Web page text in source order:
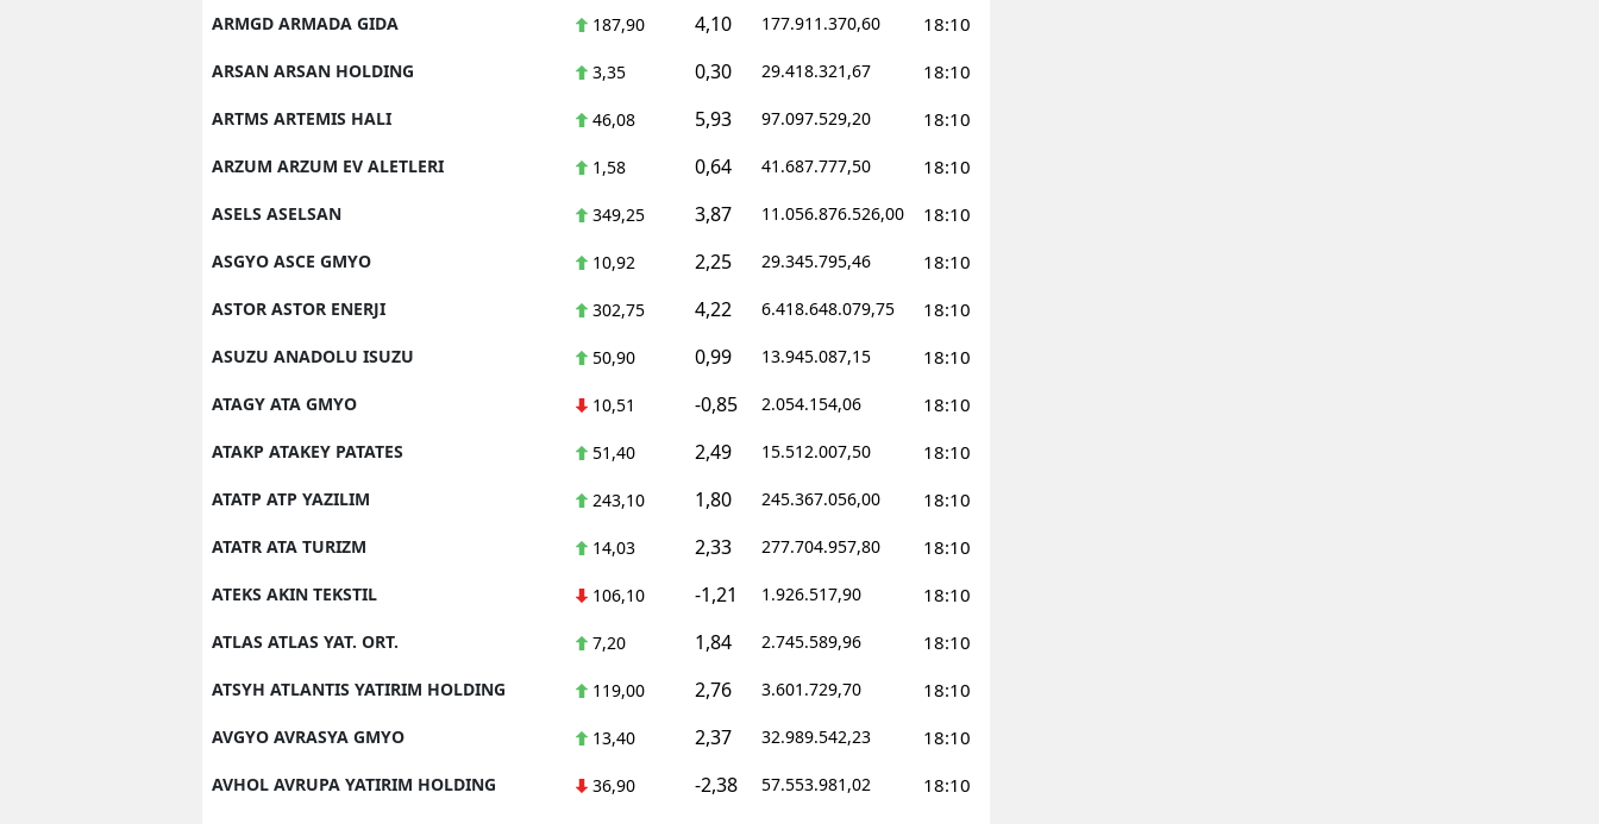
ARMGD ARMADA GIDA 187,90 4,10 177.911.370,60 18:10
ARSAN ARSAN HOLDING 3,35 0,30 29.418.321,67 18:10
ARTMS ARTEMIS HALI 46,08 5,93 97.097.529,20 18:10
ARZUM ARZUM EV ALETLERI 1,58 0,64 41.687.777,50 18:10
ASELS ASELSAN 349,25 3,87 11.056.876.526,00 18:10
ASGYO ASCE GMYO 10,92 2,25 29.345.795,46 18:10
ASTOR ASTOR ENERJI 302,75 4,22 6.418.648.079,75 18:10
ASUZU ANADOLU ISUZU 50,90 0,99 13.945.087,15 18:10
ATAGY ATA GMYO 10,51 -0,85 2.054.154,06 18:10
ATAKP ATAKEY PATATES 51,40 2,49 15.512.007,50 18:10
ATATP ATP YAZILIM 243,10 1,80 245.367.056,00 18:10
ATATR ATA TURIZM 14,03 2,33 277.704.957,80 18:10
ATEKS AKIN TEKSTIL 106,10 -1,21 1.926.517,90 18:10
ATLAS ATLAS YAT. ORT. 7,20 1,84 2.745.589,96 18:10
ATSYH ATLANTIS YATIRIM HOLDING 119,00 2,76 3.601.729,70 18:10
AVGYO AVRASYA GMYO 13,40 2,37 32.989.542,23 18:10
AVHOL AVRUPA YATIRIM HOLDING 36,90 -2,38 57.553.981,02 18:10